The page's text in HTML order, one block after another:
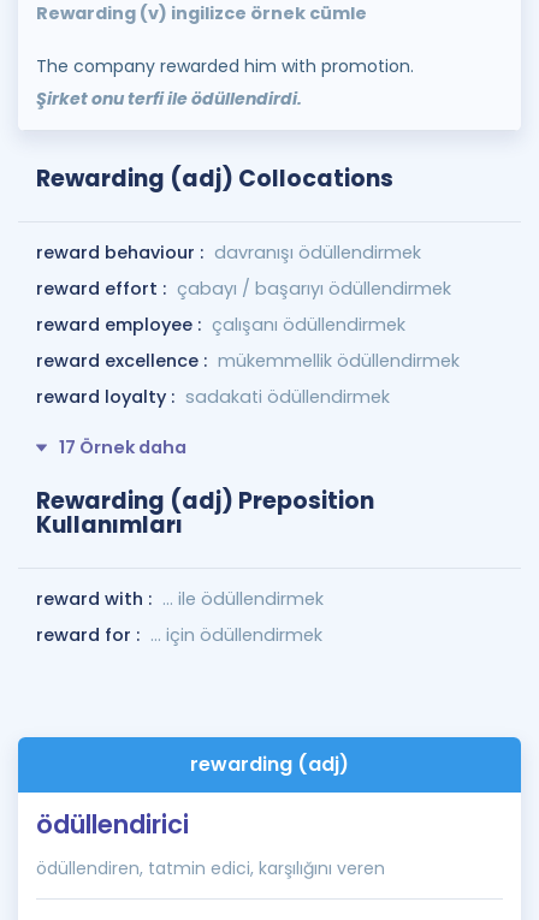
Rewarding (v) ingilizce örnek cümle
The company rewarded him with promotion.
Şirket onu terfi ile ödüllendirdi.
Rewarding (adj) Collocations
reward behaviour : davranışı ödüllendirmek
reward effort : çabayı / başarıyı ödüllendirmek
reward employee : çalışanı ödüllendirmek
reward excellence : mükemmellik ödüllendirmek
reward loyalty : sadakati ödüllendirmek
17 Örnek daha
Rewarding (adj) Preposition
Kullanımları
reward with : ... ile ödüllendirmek
reward for : ... için ödüllendirmek
rewarding (adj)
ödüllendirici
ödüllendiren, tatmin edici, karşılığını veren